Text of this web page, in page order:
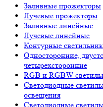
Заливные прожекторы
Лучевые прожекторы
Заливные линейные
Лучевые линейные
Контурные
Односторонние,
четырехсторонние
RGB и RGBW
Светодиодные
освещения
Светодиодные